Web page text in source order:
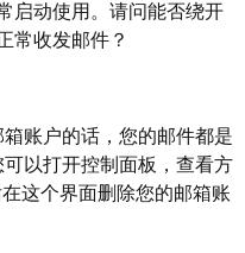
启动使用。请问能否绕开
常收发邮件？
账户的话，您的邮件都是
以打开控制面板，查看方
这个界面删除您的邮箱账